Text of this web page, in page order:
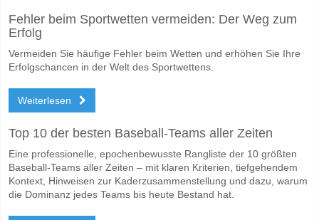
Wofür ist die richtige Ergebnisprognose Hearts v
Auf der riskanten Seite, können Sie das Korrektes Ergebnis von
Fehler beim Sportwetten vermeiden: Der Weg zum
Erfolg
Vermeiden Sie häufige Fehler beim Wetten und erhöhen Sie Ihre
Erfolgschancen in der Welt des Sportwettens.
Weiterlesen
Top 10 der besten Baseball-Teams aller Zeiten
Eine professionelle, epochenbewusste Rangliste der 10 größten
Baseball-Teams aller Zeiten – mit klaren Kriterien, tiefgehendem
Kontext, Hinweisen zur Kaderzusammenstellung und dazu, warum
die Dominanz jedes Teams bis heute Bestand hat.